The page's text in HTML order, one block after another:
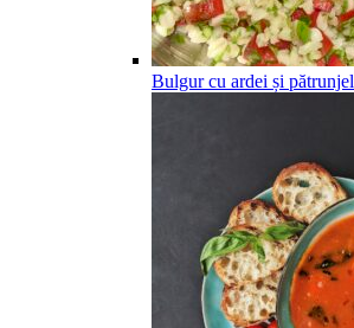
Bulgur cu ardei și pătrunjel